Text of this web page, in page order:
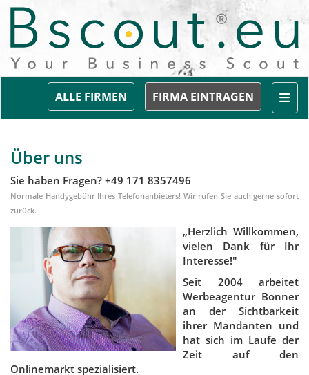
FIRMA EINTRAGEN
ALLE FIRMEN
Über uns
Sie haben Fragen? +49 171 8357496
Normale Handygebühr Ihres Telefonanbieters! Wir rufen Sie auch gerne sofort
zurück.
„Herzlich Willkommen,
vielen Dank für Ihr
Interesse!"
Seit 2004 arbeitet
Werbeagentur Bonner
an der Sichtbarkeit
ihrer Mandanten und
hat sich im Laufe der
Zeit auf den
Onlinemarkt spezialisiert.